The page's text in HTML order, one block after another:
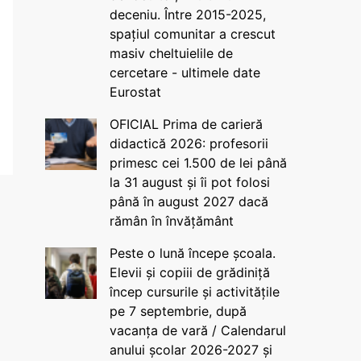
deceniu. Între 2015-2025,
spațiul comunitar a crescut
masiv cheltuielile de
cercetare - ultimele date
Eurostat
OFICIAL Prima de carieră
didactică 2026: profesorii
primesc cei 1.500 de lei până
la 31 august și îi pot folosi
până în august 2027 dacă
rămân în învățământ
Peste o lună începe școala.
Elevii și copiii de grădiniță
încep cursurile și activitățile
pe 7 septembrie, după
vacanța de vară / Calendarul
anului școlar 2026-2027 și